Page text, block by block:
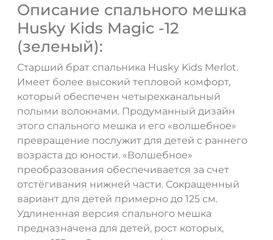
Описание спального мешка
Husky Kids Magic -12
(зеленый):
Старший брат спальника Husky Kids Merlot.
Имеет более высокий тепловой комфорт,
который обеспечен четырехканальный
полыми волокнами. Продуманный дизайн
этого спального мешка и его «волшебное»
превращение послужит для детей с раннего
возраста до юности. «Волшебное»
преобразования обеспечивается за счет
отстёгивания нижней части. Сокращенный
вариант для детей примерно до 125 см.
Удлиненная версия спального мешка
предназначена для детей, рост которых,